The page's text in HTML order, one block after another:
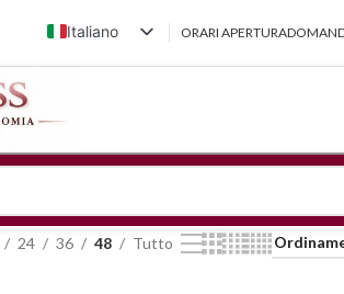
Italiano
English (UK)
ORARI APERTURA
24 36 48 Tutto